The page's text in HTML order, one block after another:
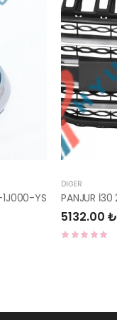
YS
DIĞER
5132.00 ₺